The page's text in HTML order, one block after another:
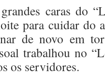
caras do
para cuidar do
de novo em
trabalhou no
os servidores.